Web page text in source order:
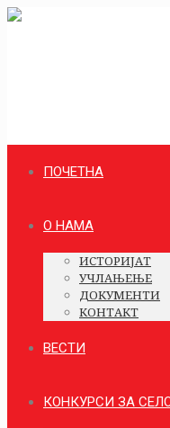
ПОЧЕТНА
О НАМА
ИСТОРИЈАТ
УЧЛАЊЕЊЕ
ДОКУМЕНТИ
КОНТАКТ
ВЕСТИ
КОНКУРСИ ЗА